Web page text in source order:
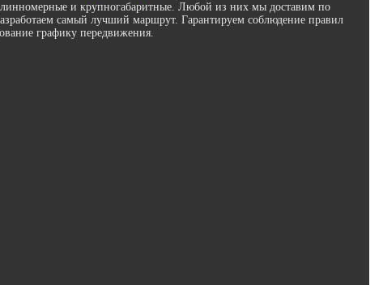
и крупногабаритные. Любой из них мы доставим по
самый лучший маршрут. Гарантируем соблюдение правил
графику передвижения.